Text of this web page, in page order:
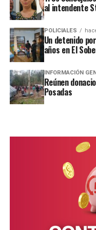
Asimismo, los artistas
Autoconvocados de
al intendente
POLICIALES
Un detenido
años en El
INFORMACIÓN
Reúnen
Posadas